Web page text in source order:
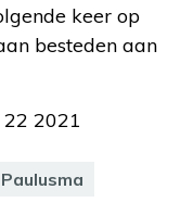
keer op
besteden aan
22 2021